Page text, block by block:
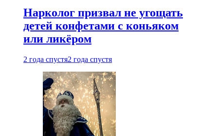
Нарколог призвал не угощать
детей конфетами с коньяком
или ликёром
2 года спустя2 года спустя